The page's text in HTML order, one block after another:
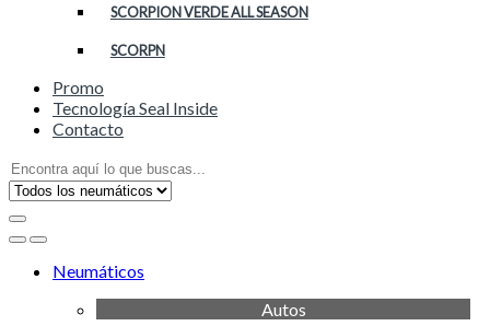
SCORPION VERDE ALL SEASON
SCORPN
Promo
Tecnología Seal Inside
Contacto
Search
for:
OpenClose
Neumáticos
Autos